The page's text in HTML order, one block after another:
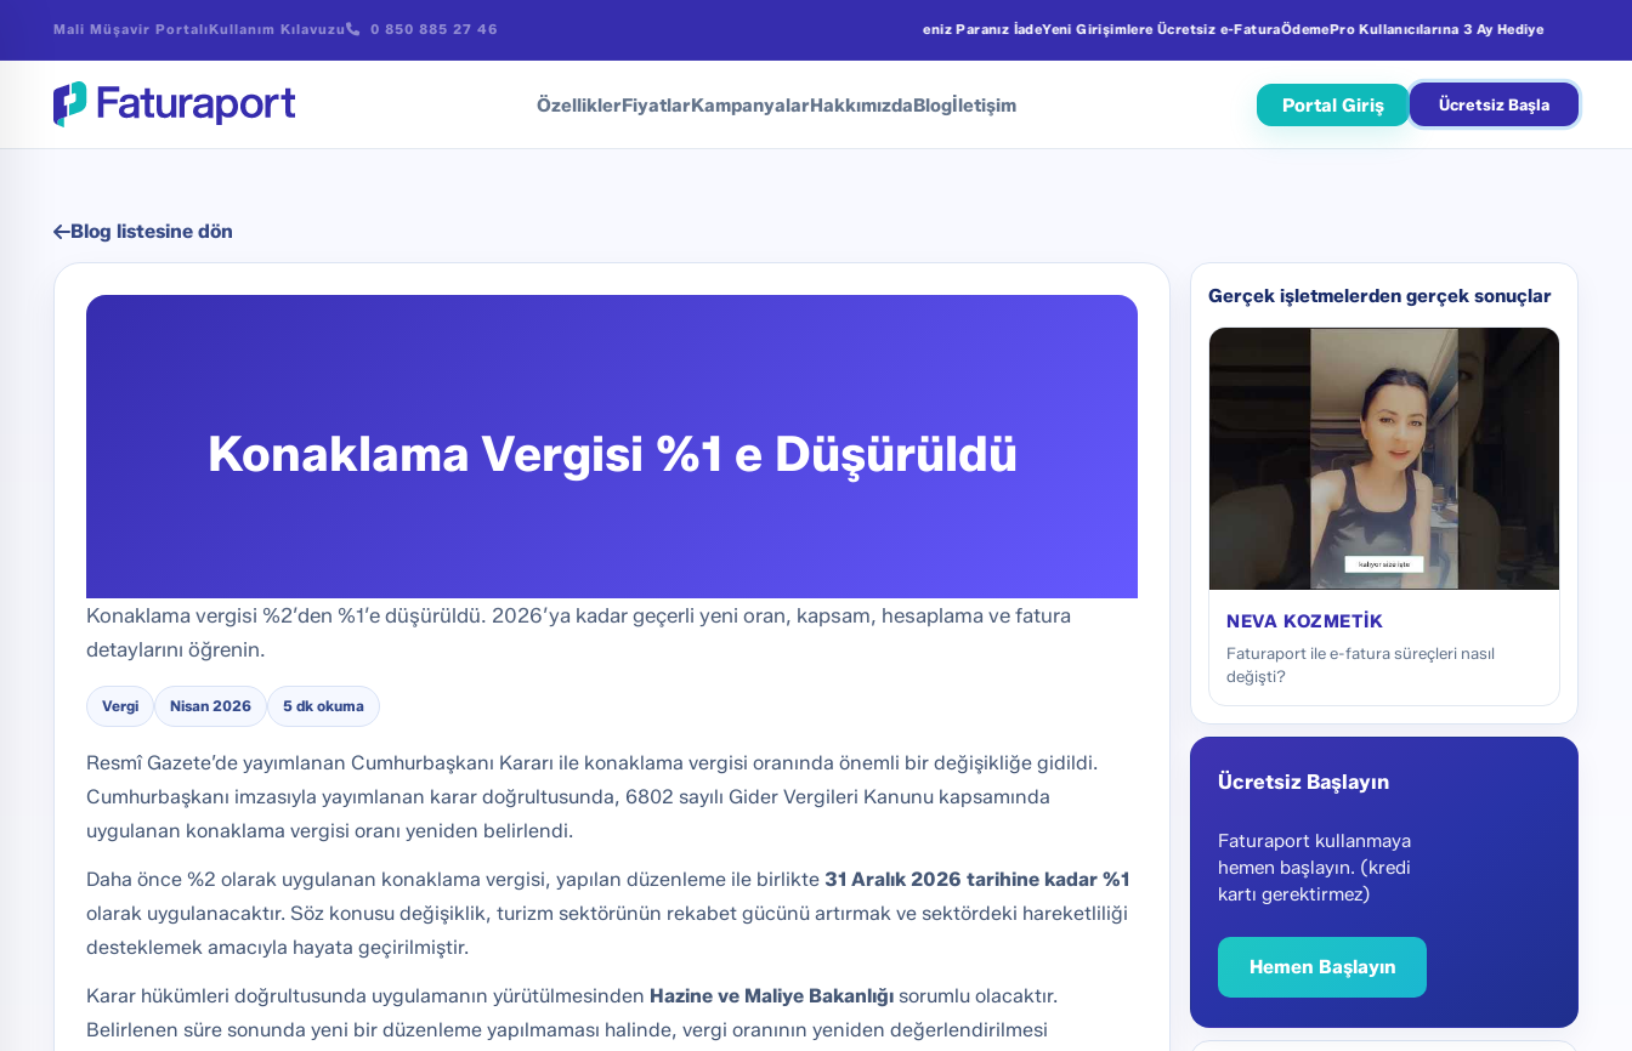
Mali Müşavir PortalıKullanım Kılavuzu 0 850 885 27 46EFT ile Ödeyin, 1 Ay Ücretsiz Kullanım Kazanın! Beğenmezseniz Paranız İadeYeni Girişimlere Ücretsiz e-FaturaÖdemePro Kullanıcılarına 3 Ay Hediye
ÖzelliklerFiyatlarKampanyalarHakkımızdaBlogİletişim Portal Giriş Ücretsiz Başla
Blog listesine dön
Konaklama Vergisi %1 e Düşürüldü
Konaklama vergisi %2’den %1’e düşürüldü. 2026’ya kadar geçerli yeni oran, kapsam, hesaplama ve fatura
detaylarını öğrenin.
Vergi Nisan 2026 5 dk okuma
Resmî Gazete’de yayımlanan Cumhurbaşkanı Kararı ile konaklama vergisi oranında önemli bir değişikliğe gidildi.
Cumhurbaşkanı imzasıyla yayımlanan karar doğrultusunda, 6802 sayılı Gider Vergileri Kanunu kapsamında
uygulanan konaklama vergisi oranı yeniden belirlendi.
Daha önce %2 olarak uygulanan konaklama vergisi, yapılan düzenleme ile birlikte 31 Aralık 2026 tarihine kadar %1
olarak uygulanacaktır. Söz konusu değişiklik, turizm sektörünün rekabet gücünü artırmak ve sektördeki hareketliliği
desteklemek amacıyla hayata geçirilmiştir.
Karar hükümleri doğrultusunda uygulamanın yürütülmesinden Hazine ve Maliye Bakanlığı sorumlu olacaktır.
Belirlenen süre sonunda yeni bir düzenleme yapılmaması halinde, vergi oranının yeniden değerlendirilmesi
Gerçek işletmelerden gerçek sonuçlar
NEVA KOZMETIK
Faturaport ile e-fatura süreçleri nasıl
değişti?
Ücretsiz Başlayın
Faturaport kullanmaya
hemen başlayın. (kredi
kartı gerektirmez)
Hemen Başlayın